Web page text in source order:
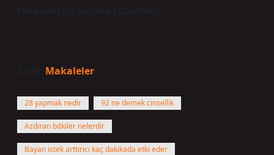
tedavileri bu soruna çözümdür.
Tarih: Makaleler
28 yapmak nedir 92 ne demek cinsellik
Azdıran bitkiler nelerdir
Bayan istek arttırıcı kaç dakikada etki eder